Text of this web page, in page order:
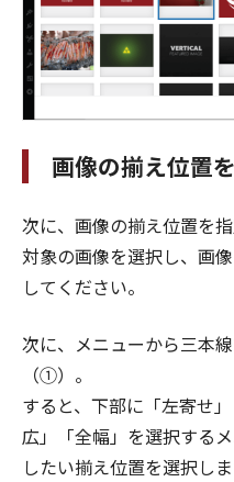
画像の揃え位置
次に、画像の揃え位置を指
対象の画像を選択し、画
してください。
次に、メニューから三本
（①）。
すると、下部に「左寄せ
広」「全幅」を選択する
したい揃え位置を選択し